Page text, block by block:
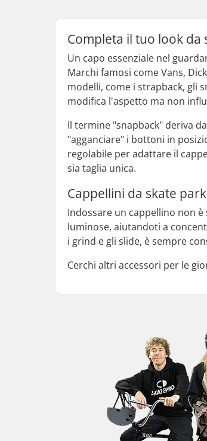
Completa il tuo look
Un capo essenziale nel
Marchi famosi come Vans,
modelli, come i strapback, gli
modifica l'aspetto ma non
Il termine "snapback" deriva
"agganciare" i bottoni in
regolabile per adattare il
sia taglia unica.
Cappellini da skate park
Indossare un cappellino non
luminose, aiutandoti a
i grind e gli slide, è sempre
Cerchi altri accessori per le